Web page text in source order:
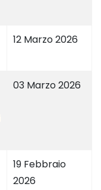
12 Marzo 2026
03 Marzo 2026
19 Febbraio
2026